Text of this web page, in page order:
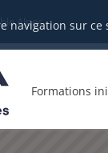
navigation sur
Alpes
Formations